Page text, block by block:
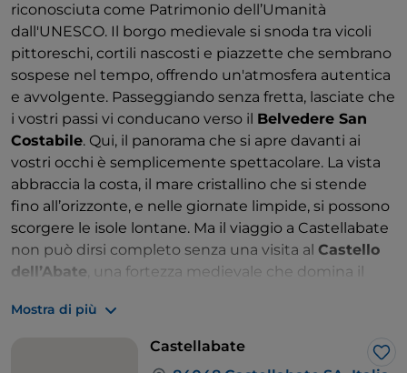
riconosciuta come Patrimonio dell’Umanità
dall'UNESCO. Il borgo medievale si snoda tra vicoli
pittoreschi, cortili nascosti e piazzette che sembrano
sospese nel tempo, offrendo un'atmosfera autentica
e avvolgente. Passeggiando senza fretta, lasciate che
i vostri passi vi conducano verso il Belvedere San
Costabile. Qui, il panorama che si apre davanti ai
vostri occhi è semplicemente spettacolare. La vista
abbraccia la costa, il mare cristallino che si stende
fino all’orizzonte, e nelle giornate limpide, si possono
scorgere le isole lontane. Ma il viaggio a Castellabate
non può dirsi completo senza una visita al Castello
dell’Abate , una fortezza medievale che domina il
volere di San Costabile Gentilcore, il castello ha una
storia affascinante, segnata da vicende politiche e
militari che ne hanno plasmato l’aspetto e l’anima.
Mostra di più
Castellabate